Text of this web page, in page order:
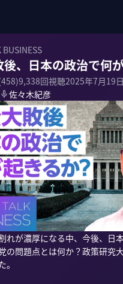
BUSINESS
後、日本の政治で何
458)9,338回視聴2025年7月19日
佐々木紀彦
れが濃厚になる中、今後、日
の問題点とは何か？政策研究